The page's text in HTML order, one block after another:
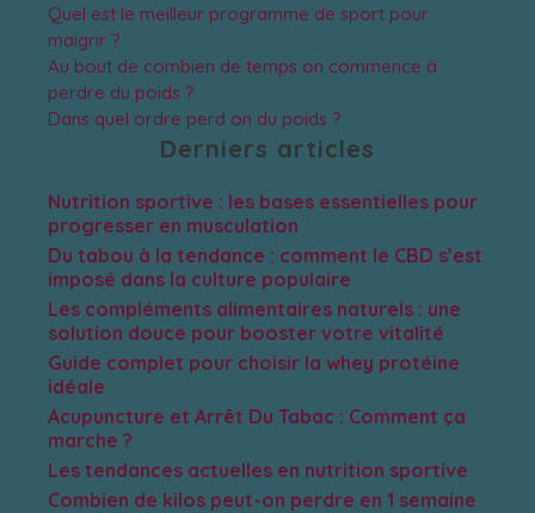
Quel est le meilleur programme de sport pour
maigrir ?
Au bout de combien de temps on commence à
perdre du poids ?
Dans quel ordre perd on du poids ?
Derniers articles
Nutrition sportive : les bases essentielles pour
progresser en musculation
Du tabou à la tendance : comment le CBD s’est
imposé dans la culture populaire
Les compléments alimentaires naturels : une
solution douce pour booster votre vitalité
Guide complet pour choisir la whey protéine
idéale
Acupuncture et Arrêt Du Tabac : Comment ça
marche ?
Les tendances actuelles en nutrition sportive
Combien de kilos peut-on perdre en 1 semaine